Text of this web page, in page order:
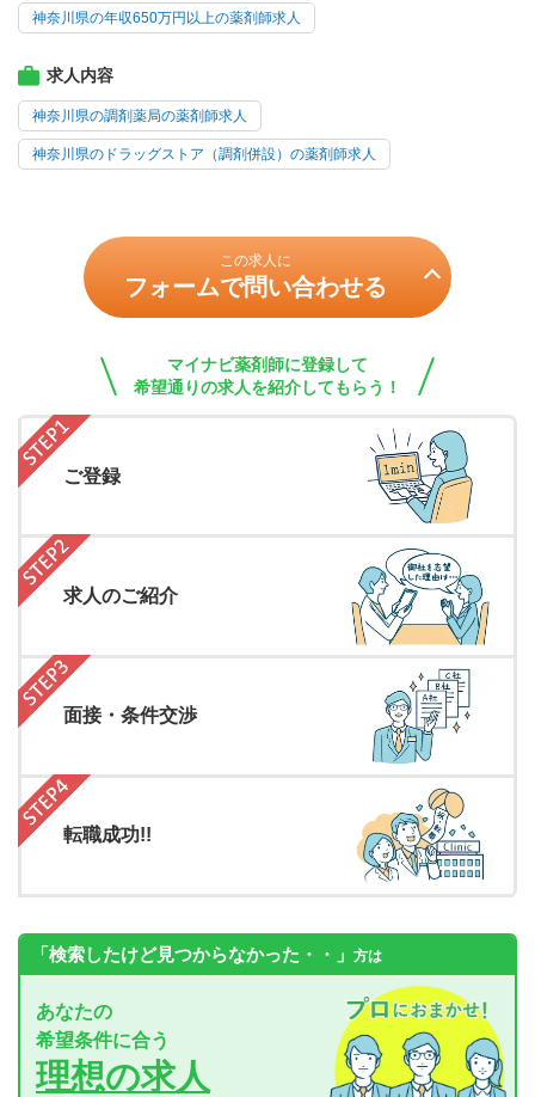
神奈川県の年収650万円以上の薬剤師求人
求人内容
神奈川県の調剤薬局の薬剤師求人
神奈川県のドラッグストア（調剤併設）の薬剤師求人
この求人に
フォームで問い合わせる
マイナビ薬剤師に登録して
希望通りの求人を紹介してもらう！
ご登録
求人のご紹介
面接・条件交渉
転職成功!!
「検索したけど見つからなかった・・」 方は
あなたの
希望条件に合う
理想の求人